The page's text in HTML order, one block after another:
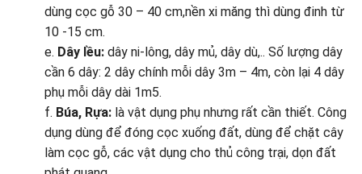
dùng cọc gỗ 30 – 40 cm,nền xi măng thì dùng đinh từ
10 -15 cm.
e. Dây lều: dây ni-lông, dây mủ, dây dù,.. Số lượng dây
cần 6 dây: 2 dây chính mỗi dây 3m – 4m, còn lại 4 dây
phụ mỗi dây dài 1m5.
f. Búa, Rựa: là vật dụng phụ nhưng rất cần thiết. Công
dụng dùng để đóng cọc xuống đất, dùng để chặt cây
làm cọc gỗ, các vật dụng cho thủ công trại, dọn đất